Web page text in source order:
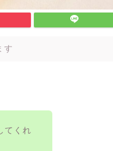
す
てくれ